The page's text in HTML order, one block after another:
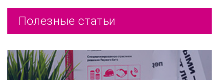
Полезные статьи